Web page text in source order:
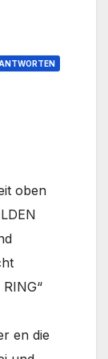
ANTWORTEN
oben
en die